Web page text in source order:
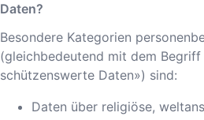
Daten?
Besondere Kategorien
(gleichbedeutend mit dem Begriff
schützenswerte Daten») sind:
Daten über religiöse,